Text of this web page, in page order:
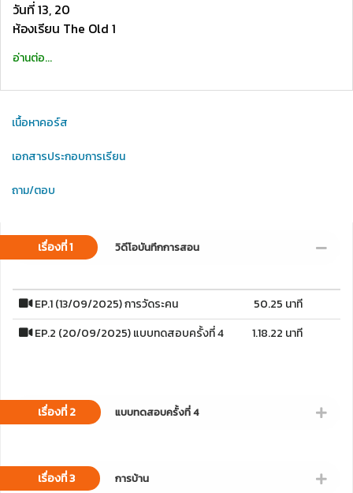
วันที่ 13, 20
ห้องเรียน The Old 1
อ่านต่อ...
เนื้อหาคอร์ส
เอกสารประกอบการเรียน
ถาม/ตอบ
เรื่องที่ 1 วิดีโอบันทึกการสอน
EP.1 (13/09/2025) การวัดระคน
50.25 นาที
EP.2 (20/09/2025) แบบทดสอบครั้งที่ 4
1.18.22 นาที
เรื่องที่ 2 แบบทดสอบครั้งที่ 4
เรื่องที่ 3 การบ้าน